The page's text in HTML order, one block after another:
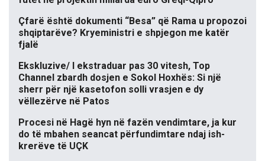
Çfarë është dokumenti “Besa” që Rama u propozoi
shqiptarëve? Kryeministri e shpjegon me katër
fjalë
Ekskluzive/ I ekstraduar pas 30 vitesh, Top
Channel zbardh dosjen e Sokol Hoxhës: Si një
sherr për një kasetofon solli vrasjen e dy
vëllezërve në Patos
Procesi në Hagë hyn në fazën vendimtare, ja kur
do të mbahen seancat përfundimtare ndaj ish-
krerëve të UÇK